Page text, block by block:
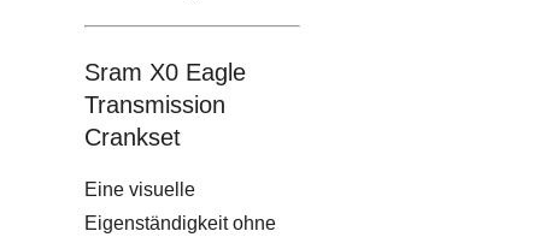
Sram X0 Eagle
Transmission
Crankset
Eine visuelle
Eigenständigkeit ohne